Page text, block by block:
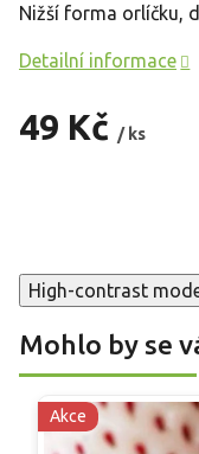
49 Kč / ks
Nižší forma orlíčku,
Detailní informace
High-contrast
Mohlo by se
Akce